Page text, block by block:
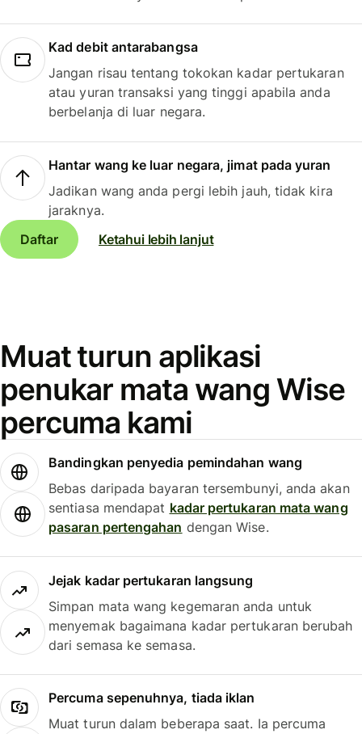
Kad debit antarabangsa
Jangan risau tentang tokokan kadar pertukaran
atau yuran transaksi yang tinggi apabila anda
berbelanja di luar negara.
Hantar wang ke luar negara, jimat pada yuran
Jadikan wang anda pergi lebih jauh, tidak kira
jaraknya.
Daftar
Ketahui lebih lanjut
Muat turun aplikasi
penukar mata wang Wise
percuma kami
Bandingkan penyedia pemindahan wang
Bebas daripada bayaran tersembunyi, anda akan
sentiasa mendapat kadar pertukaran mata wang
pasaran pertengahan dengan Wise.
Jejak kadar pertukaran langsung
Simpan mata wang kegemaran anda untuk
menyemak bagaimana kadar pertukaran berubah
dari semasa ke semasa.
Percuma sepenuhnya, tiada iklan
Muat turun dalam beberapa saat. Ia percuma